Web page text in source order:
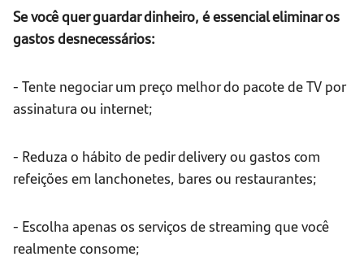
Se você quer guardar dinheiro, é essencial eliminar os
gastos desnecessários:
- Tente negociar um preço melhor do pacote de TV por
assinatura ou internet;
- Reduza o hábito de pedir delivery ou gastos com
refeições em lanchonetes, bares ou restaurantes;
- Escolha apenas os serviços de streaming que você
realmente consome;